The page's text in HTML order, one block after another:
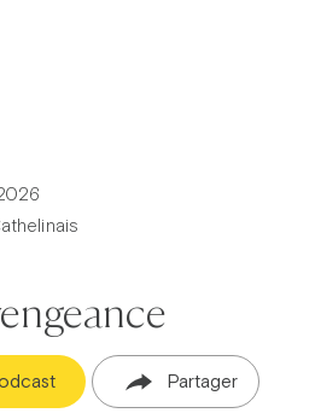
Partager